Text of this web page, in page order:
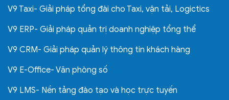
V9 Taxi- Giải pháp tổng đài cho Taxi, vận tải, Logictics
V9 ERP- Giải pháp quản trị doanh nghiệp tổng thể
V9 CRM- Giải pháp quản lý thông tin khách hàng
V9 E-Office- Văn phòng số
V9 LMS- Nền tảng đào tạo và học trực tuyến